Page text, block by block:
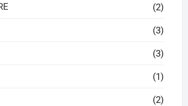
(2)
(3)
(3)
(1)
(2)